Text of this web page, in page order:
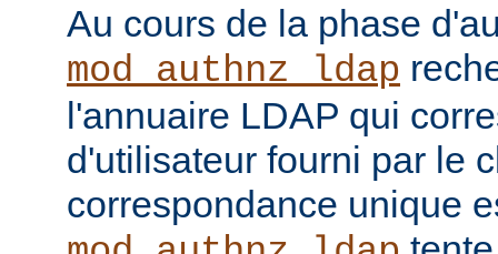
Au cours de la phase
mod_authnz_ldap
l'annuaire LDAP qui
d'utilisateur fourni par le
correspondance unique